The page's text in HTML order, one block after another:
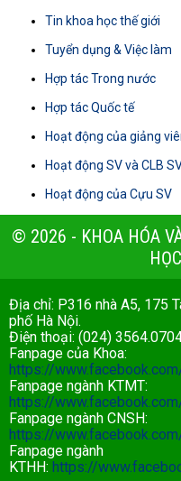
Tin khoa học thế giới
Tuyển dụng & Việc làm
Hợp tác Trong nước
Hợp tác Quốc tế
Hoạt động của giảng
Hoạt động SV và CLB
Hoạt động của Cựu SV
© 2026 - KHOA HÓA
Địa chỉ: P316 nhà A5, 175
phố Hà Nội.
Điện thoại: (024)
Fanpage của Khoa:
https://
Fanpage ngành KTMT:
https://
Fanpage ngành CNSH:
https://
Fanpage ngành
KTHH: https://